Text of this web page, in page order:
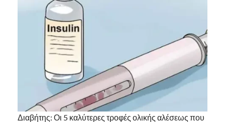
Διαβήτης: Οι 5 καλύτερες τροφές ολικής αλέσεως που